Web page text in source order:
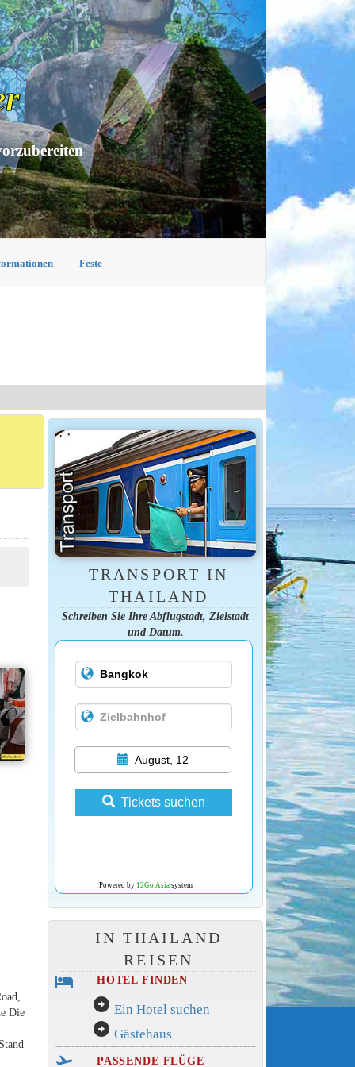
Feste
Die
TRANSPORT IN
THAILAND
Schreiben Sie Ihre Abflugstadt, Zielstadt
und Datum.
August, 12
Tickets suchen
Powered by 12Go Asiasystem
IN THAILAND
REISEN
hotel HOTEL FINDEN
arrow_circle_right Ein Hotel suchen
arrow_circle_right Gästehaus
flight_takeoff
PASSENDE FLÜGE